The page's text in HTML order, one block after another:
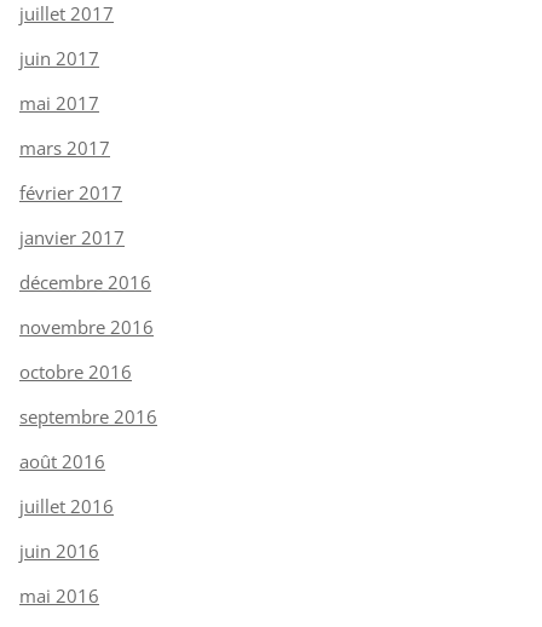
juillet 2017
juin 2017
mai 2017
mars 2017
février 2017
janvier 2017
décembre 2016
novembre 2016
octobre 2016
septembre 2016
août 2016
juillet 2016
juin 2016
mai 2016